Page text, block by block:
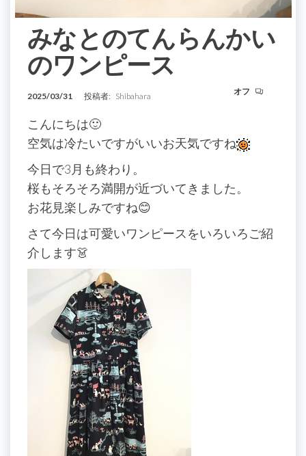
みなとのてんらんかい
のワンピース
2025/03/31 投稿者: Shibahara オフ
こんにちは🙂
空気は冷たいですがいいお天気ですね
今日で3月も終わり。
桜もそろそろ満開が近づいてきました。
お花見楽しみですね😊
さて今日は可愛いワンピースをいろいろご紹
介します👗